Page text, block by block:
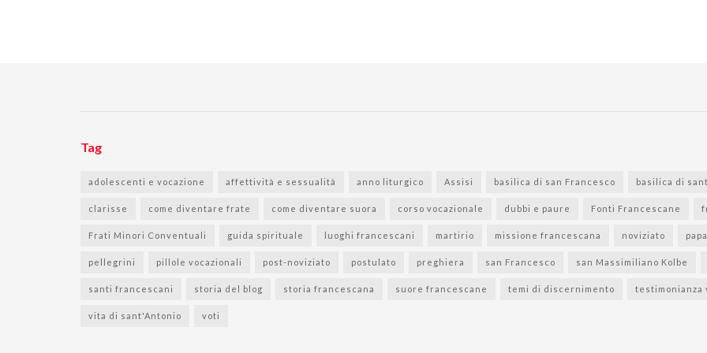
Tag
adolescenti e vocazione affettività e sessualità anno liturgico Assisi basilica di san Francesco basilica di
clarisse come diventare frate come diventare suora corso vocazionale dubbi e paure Fonti Francescane
Frati Minori Conventuali guida spirituale luoghi francescani martirio missione francescana noviziato
pellegrini pillole vocazionali post-noviziato postulato preghiera san Francesco san Massimiliano Kolbe
santi francescani storia del blog storia francescana suore francescane temi di discernimento testimonianza
vita di sant'Antonio voti